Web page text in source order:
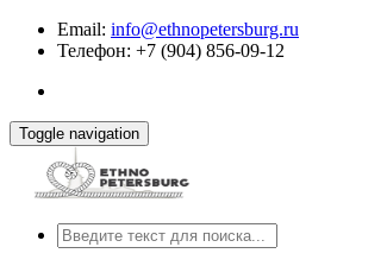
Email: info@ethnopetersburg.ru
Телефон: +7 (904) 856-09-12
Toggle navigation